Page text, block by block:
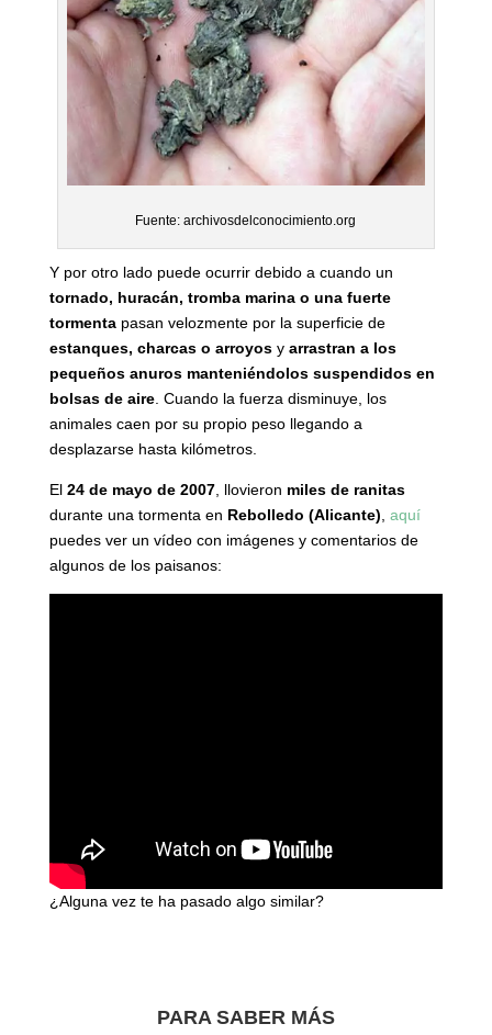
Fuente: archivosdelconocimiento.org
Y por otro lado puede ocurrir debido a cuando un
tornado, huracán, tromba marina o una fuerte
tormentapasan velozmente por la superficie de
estanques, charcas o arroyosy arrastran a los
pequeños anuros manteniéndolos suspendidos en
bolsas de aire. Cuando la fuerza disminuye, los
animales caen por su propio peso llegando a
desplazarse hasta kilómetros.
El 24 de mayo de 2007, llovieron miles de ranitas
durante una tormenta en Rebolledo (Alicante) aquí
puedes ver un vídeo con imágenes y comentarios de
algunos de los paisanos:
¿Alguna vez te ha pasado algo similar?
PARA SABER MÁS